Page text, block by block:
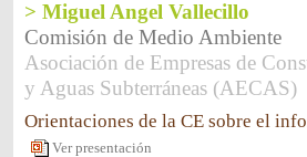
> Miguel Angel Vallecillo
Comisión de Medio Ambiente
Asociación de Empresas de
y Aguas Subterráneas (AECAS)
Orientaciones de la CE sobre el
Ver presentación